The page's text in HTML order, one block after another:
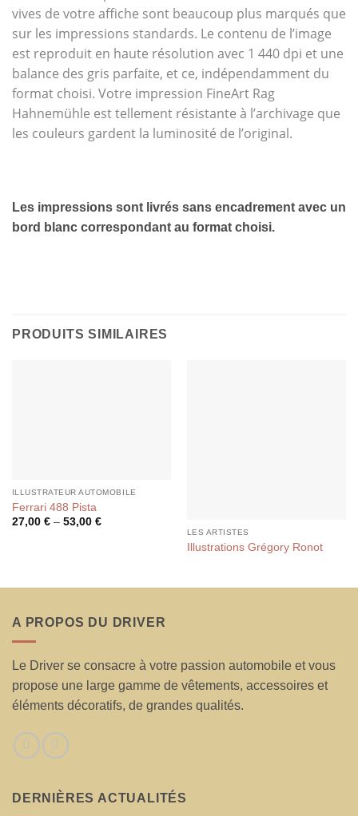
vives de votre affiche sont beaucoup plus marqués que
sur les impressions standards. Le contenu de l’image
est reproduit en haute résolution avec 1 440 dpi et une
balance des gris parfaite, et ce, indépendamment du
format choisi. Votre impression FineArt Rag
Hahnemühle est tellement résistante à l’archivage que
les couleurs gardent la luminosité de l’original.
Les impressions sont livrés sans encadrement avec un
bord blanc correspondant au format choisi.
PRODUITS SIMILAIRES
ILLUSTRATEUR AUTOMOBILE
Ferrari 488 Pista
27,00 €– 53,00 €
LES ARTISTES
Illustrations Grégory Ronot
A PROPOS DU DRIVER
Le Driver se consacre à votre passion automobile et vous
propose une large gamme de vêtements, accessoires et
éléments décoratifs, de grandes qualités.
DERNIÈRES ACTUALITÉS